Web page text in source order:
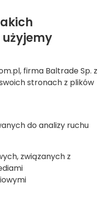
mnie o dostępności
firma Baltrade Sp. z
stronach z plików
do analizy ruchu
związanych z